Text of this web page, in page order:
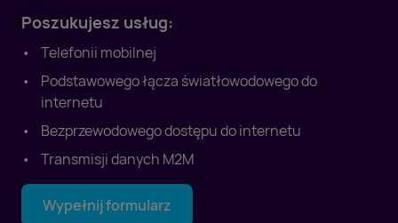
Poszukujesz usług:
Telefonii mobilnej
Podstawowego łącza światłowodowego do
internetu
Bezprzewodowego dostępu do internetu
Transmisji danych M2M
Wypełnij formularz